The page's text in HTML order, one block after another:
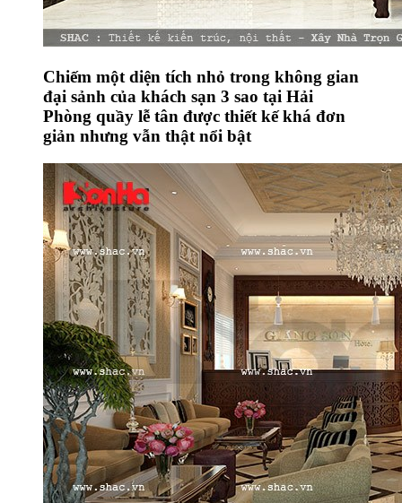
Chiếm một diện tích nhỏ trong không gian
đại sảnh của khách sạn 3 sao tại Hải
Phòng quầy lễ tân được thiết kế khá đơn
giản nhưng vẫn thật nổi bật